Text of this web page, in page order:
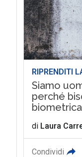
RIPRENDITI
Siamo
perché
di Laura
Condividi